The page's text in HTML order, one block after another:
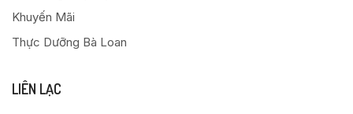
Khuyến Mãi
Thực Dưỡng Bà Loan
LIÊN LẠC